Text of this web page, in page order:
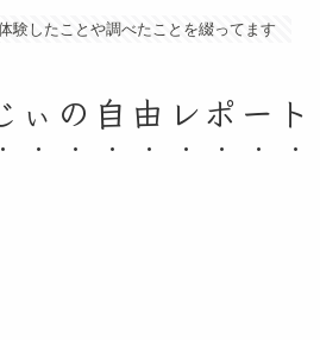
験したことや調べたことを綴ってます
ぃの自由レポート